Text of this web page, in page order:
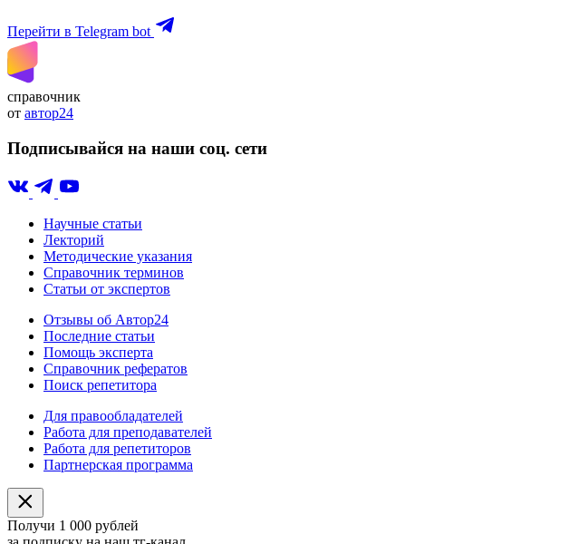
Перейти в Telegram bot
справочник
от автор24
Подписывайся на наши соц. сети
Научные статьи
Лекторий
Методические указания
Справочник терминов
Статьи от экспертов
Отзывы об Автор24
Последние статьи
Помощь эксперта
Справочник рефератов
Поиск репетитора
Для правообладателей
Работа для преподавателей
Работа для репетиторов
Партнерская программа
Получи 1 000 рублей